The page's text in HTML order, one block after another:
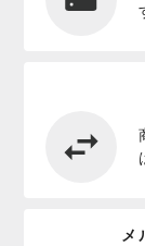
メ